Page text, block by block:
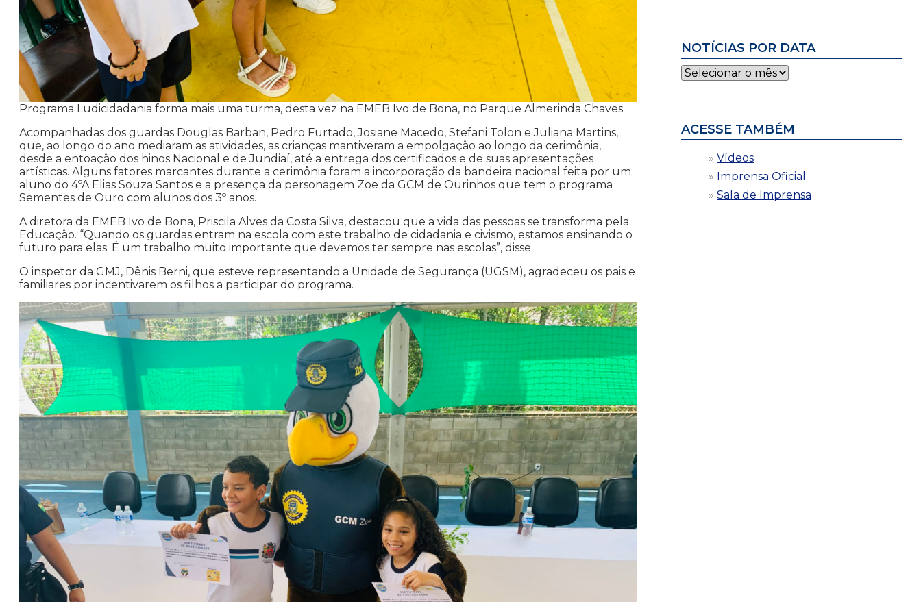
Programa Ludicidadania forma mais uma turma, desta vez na EMEB Ivo de Bona, no Parque Almerinda Chaves
Acompanhadas dos guardas Douglas Barban, Pedro Furtado, Josiane Macedo, Stefani Tolon e Juliana Martins,
que, ao longo do ano mediaram as atividades, as crianças mantiveram a empolgação ao longo da cerimônia,
desde a entoação dos hinos Nacional e de Jundiaí, até a entrega dos certificados e de suas apresentações
artísticas. Alguns fatores marcantes durante a cerimônia foram a incorporação da bandeira nacional feita por um
aluno do 4ºA Elias Souza Santos e a presença da personagem Zoe da GCM de Ourinhos que tem o programa
Sementes de Ouro com alunos dos 3º anos.
A diretora da EMEB Ivo de Bona, Priscila Alves da Costa Silva, destacou que a vida das pessoas se transforma pela
Educação. “Quando os guardas entram na escola com este trabalho de cidadania e civismo, estamos ensinando o
futuro para elas. É um trabalho muito importante que devemos ter sempre nas escolas”, disse.
O inspetor da GMJ, Dênis Berni, que esteve representando a Unidade de Segurança (UGSM), agradeceu os pais e
familiares por incentivarem os filhos a participar do programa.
NOTÍCIAS POR DATA
Notícias
por
ACESSE TAMBÉM
Vídeos
Imprensa Oficial
Sala de Imprensa